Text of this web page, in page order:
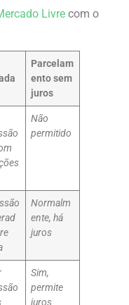
Livre com o
Parcelam
ento sem
juros
Não
permitido
Normalm
ente, há
juros
Sim,
permite
juros